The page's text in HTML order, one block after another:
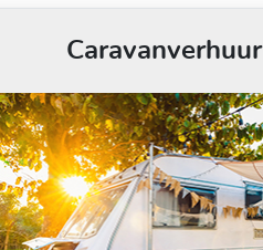
Caravanverhuur